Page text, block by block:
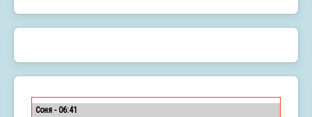
Соня - 06:41